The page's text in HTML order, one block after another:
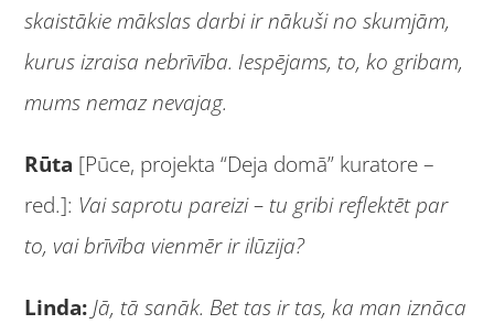
skaistākie mākslas darbi ir nākuši no skumjām,
kurus izraisa nebrīvība. Iespējams, to, ko gribam,
mums nemaz nevajag.
Rūta [Pūce, projekta “Deja domā” kuratore –
red.]: Vai saprotu pareizi – tu gribi reflektēt par
to, vai brīvība vienmēr ir ilūzija?
Linda: Jā, tā sanāk. Bet tas ir tas, ka man iznāca